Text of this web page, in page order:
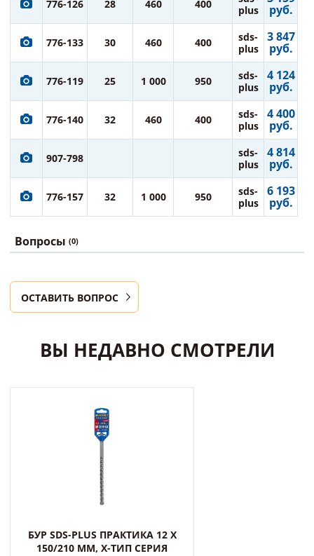
776-126 28 460 400
plus
руб.
776-133 30 460 400
sds-
plus
3 847
руб.
776-119 25 1 000 950
sds-
plus
4 124
руб.
776-140 32 460 400
sds-
plus
4 400
руб.
907-798
sds-
plus
4 814
руб.
776-157 32 1 000 950
sds-
plus
6 193
руб.
Вопросы (0)
ОСТАВИТЬ ВОПРОС
ВЫ НЕДАВНО СМОТРЕЛИ
БУР SDS-PLUS ПРАКТИКА 12 Х
150/210 ММ, Х-ТИП СЕРИЯ